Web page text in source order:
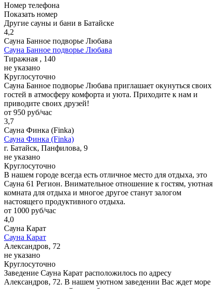
Номер телефона
Показать номер
Другие сауны и бани в Батайске
4,2
Сауна Банное подворье Любава
Сауна Банное подворье Любава
Тиражная , 140
не указано
Круглосуточно
Сауна Банное подворье Любава приглашает окунуться своих
гостей в атмосферу комфорта и уюта. Приходите к нам и
приводите своих друзей!
от 950 руб/час
3,7
Сауна Финка (Finka)
Сауна Финка (Finka)
г. Батайск, Панфилова, 9
не указано
Круглосуточно
В нашем городе всегда есть отличное место для отдыха, это
Сауна 61 Регион. Внимательное отношение к гостям, уютная
комната для отдыха и многое другое станут залогом
настоящего продуктивного отдыха.
от 1000 руб/час
4,0
Сауна Карат
Сауна Карат
Александров, 72
не указано
Круглосуточно
Заведение Сауна Карат расположилось по адресу
Александров, 72. В нашем уютном заведении Вас ждет море